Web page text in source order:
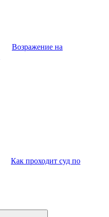
Возражение на
Как проходит суд по